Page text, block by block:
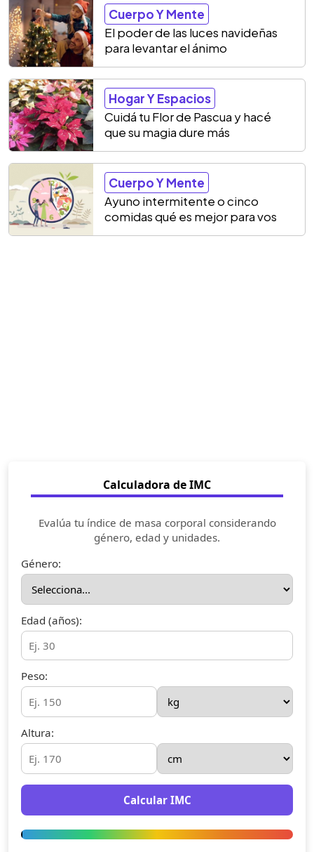
Cuerpo Y Mente
El poder de las luces navideñas
para levantar el ánimo
Hogar Y Espacios
Cuidá tu Flor de Pascua y hacé
que su magia dure más
Cuerpo Y Mente
Ayuno intermitente o cinco
comidas qué es mejor para vos
Calculadora de IMC
Evalúa tu índice de masa corporal considerando
género, edad y unidades.
Género:
Edad (años):
Peso:
Altura:
Calcular IMC